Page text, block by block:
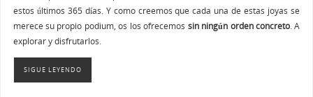
estos últimos 365 días. Y como creemos que cada una de estas joyas se
merece su propio podium, os los ofrecemos sin ningún orden concreto. A
explorar y disfrutarlos.
SIGUE LEYENDO